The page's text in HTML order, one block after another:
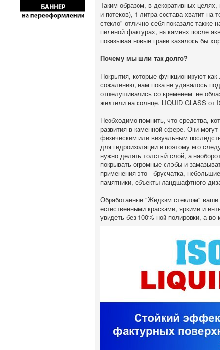
Таким образом, в декоративных
и потеков), 1 литра состава хватит
стекло" отлично себя показало также
пиленой фактурах, на камнях после
показывая новые грани казалось бы
Почему мы шли так долго?
Покрытия, которые функционируют
сожалению, нам пока не удавалось
отшелушивались со временем, не
желтели на солнце. LIQUID GLASS от
Необходимо помнить, что средства,
развития в каменной сфере. Они
физическим или визуальным
для гидроизоляции и поэтому его
нужно делать толстый слой, а
покрывать огромные слэбы и
применения это - брусчатка,
памятники, объекты ландшафтного
Обработанные "Жидким стеклом" ваши
естественными красками, яркими и
увидеть без 100%-ной полировки, а